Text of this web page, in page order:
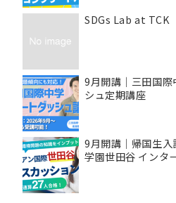
SDGs Lab at TCK
9月開講｜三田国際
シュ定期講座
9月開講｜帰国生
学園世田谷 インタ